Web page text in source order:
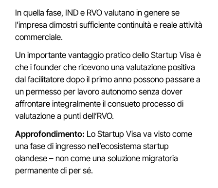
In quella fase, IND e RVO valutano in genere se
l’impresa dimostri sufficiente continuità e reale attività
commerciale.
Un importante vantaggio pratico dello Startup Visa è
che i founder che ricevono una valutazione positiva
dal facilitatore dopo il primo anno possono passare a
un permesso per lavoro autonomo senza dover
affrontare integralmente il consueto processo di
valutazione a punti dell’RVO.
Approfondimento: Lo Startup Visa va visto come
una fase di ingresso nell’ecosistema startup
olandese – non come una soluzione migratoria
permanente di per sé.